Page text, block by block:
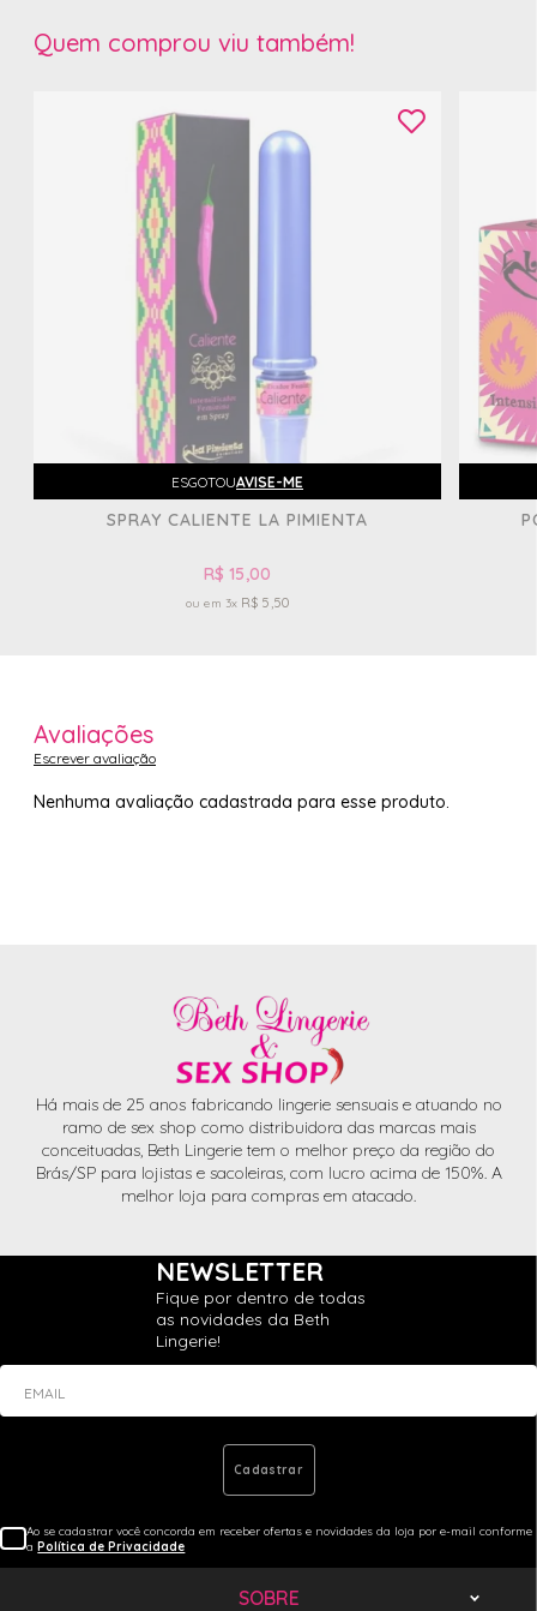
Quem comprou viu também!
ESGOTOUAVISE-ME
SPRAY CALIENTE LA PIMIENTA
R$ 15,00
3x R$ 5,50
Avaliações
Escrever avaliação
Nenhuma avaliação cadastrada para esse produto.
Há mais de 25 anos fabricando lingerie sensuais e atuando no
ramo de sex shop como distribuidora das marcas mais
conceituadas, Beth Lingerie tem o melhor preço da região do
Brás/SP para lojistas e sacoleiras, com lucro acima de 150%. A
melhor loja para compras em atacado.
NEWSLETTER
Fique por dentro de todas
as novidades da Beth
Lingerie!
EMAIL
Cadastrar
Ao se cadastrar você concorda em receber ofertas e novidades da loja por e-mail conforme
aPolítica de Privacidade
SOBRE